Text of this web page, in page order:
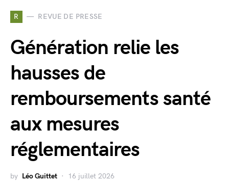
R REVUE DE PRESSE
Génération relie les
hausses de
remboursements santé
aux mesures
réglementaires
by Léo Guittet 16 juillet 2026